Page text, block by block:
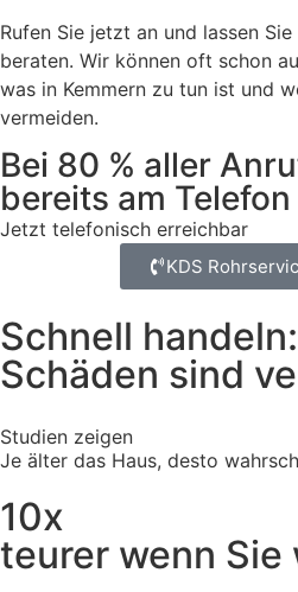
Rufen Sie jetzt an und lassen
beraten. Wir können oft schon
was in Kemmern zu tun ist und
vermeiden.
Bei 80 % aller
bereits am
Jetzt telefonisch erreichbar
KDS
Schnell
Schäden sind
Studien zeigen
Je älter das Haus, desto
10x
teurer wenn Sie